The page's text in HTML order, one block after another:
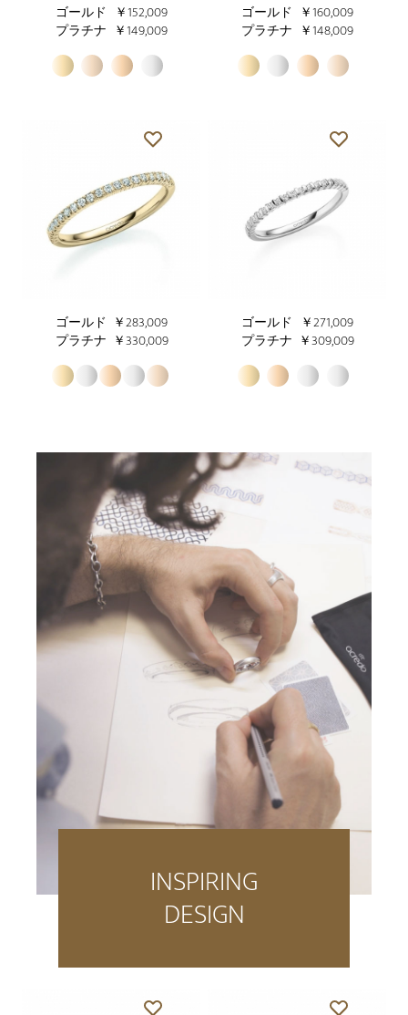
ゴールド
￥152,009
プラチナ ￥149,009
ゴールド ￥160,009
プラチナ ￥148,009
ゴールド ￥283,009
プラチナ ￥330,009
ゴールド
￥271,009
プラチナ ￥309,009
INSPIRING
DESIGN